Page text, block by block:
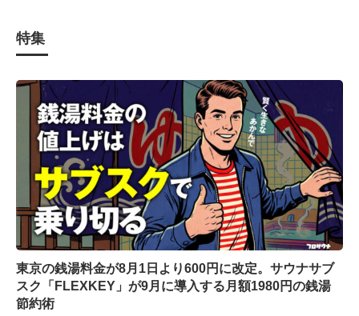
特集
東京の銭湯料金が8月1日より600円に改定。サウナサブ
スク「FLEXKEY」が9月に導入する月額1980円の銭湯
節約術